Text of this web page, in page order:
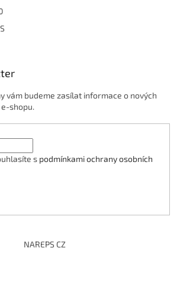
vám budeme zasílat informace o nových
shopu.
s podmínkami ochrany osobních
NAREPS CZ